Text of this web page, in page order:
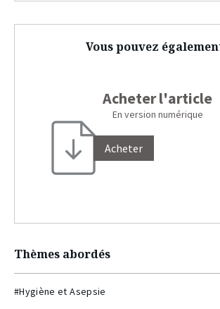
Vous pouvez
Acheter l'article
En version numérique
Acheter
Thèmes abordés
#Hygiène et Asepsie